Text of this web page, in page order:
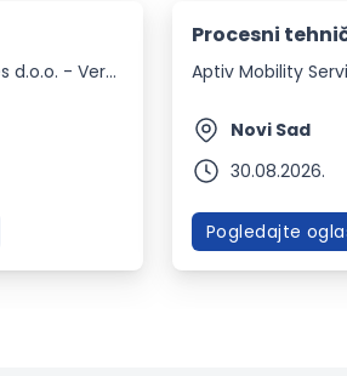
Aptiv Mobility Services d.o.o. - Versigent
Procesni
Novi Sad
30.08.2026.
Pogledajte